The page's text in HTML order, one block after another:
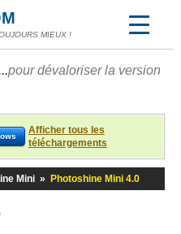
MIEUX !
pour dévaloriser la version
Afficher tous les
téléchargements
Mini » Photoshine Mini 4.0